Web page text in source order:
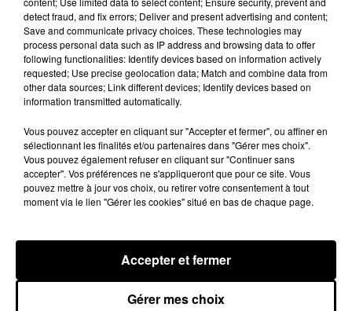
7 août 2026
Moha MMZ dévoile « Mikasa », un
nouveau single entre amour et...
7 août 2026
Tayc et Didi B dévoilent le single le plus
dansant de l’année
6 août 2026
detect fraud, and fix errors; Deliver and present advertising and content;
Save and communicate privacy choices. These technologies may
process personal data such as IP address and browsing data to offer
following functionalities: Identify devices based on information actively
requested; Use precise geolocation data; Match and combine data from
other data sources; Link different devices; Identify devices based on
information transmitted automatically.
Vous pouvez accepter en cliquant sur "Accepter et fermer", ou affiner en
sélectionnant les finalités et/ou partenaires dans "Gérer mes choix".
Vous pouvez également refuser en cliquant sur "Continuer sans
accepter". Vos préférences ne s'appliqueront que pour ce site. Vous
pouvez mettre à jour vos choix, ou retirer votre consentement à tout
moment via le lien "Gérer les cookies" situé en bas de chaque page.
Gérer mes choix
Accepter et fermer